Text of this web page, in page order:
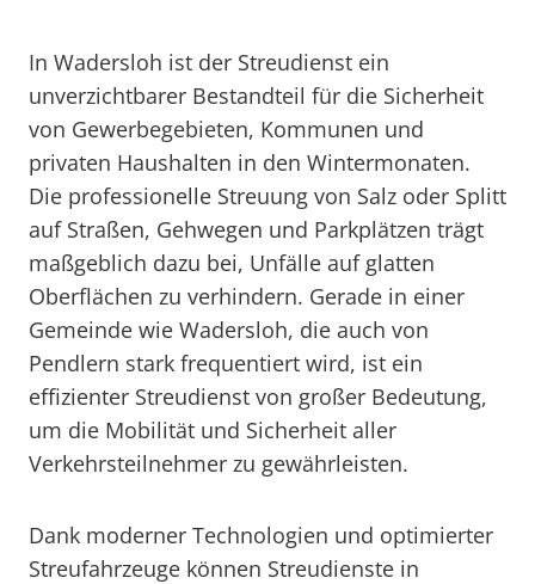
In Wadersloh ist der Streudienst ein
unverzichtbarer Bestandteil für die Sicherheit
von Gewerbegebieten, Kommunen und
privaten Haushalten in den Wintermonaten.
Die professionelle Streuung von Salz oder Splitt
auf Straßen, Gehwegen und Parkplätzen trägt
maßgeblich dazu bei, Unfälle auf glatten
Oberflächen zu verhindern. Gerade in einer
Gemeinde wie Wadersloh, die auch von
Pendlern stark frequentiert wird, ist ein
effizienter Streudienst von großer Bedeutung,
um die Mobilität und Sicherheit aller
Verkehrsteilnehmer zu gewährleisten.
Dank moderner Technologien und optimierter
Streufahrzeuge können Streudienste in